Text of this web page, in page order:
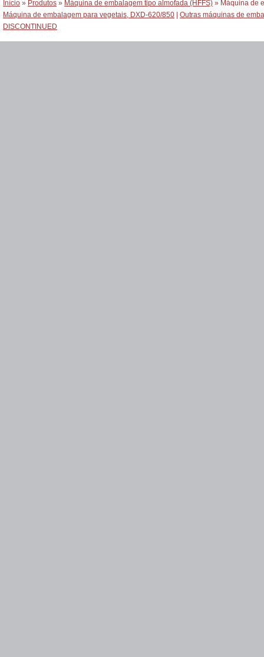
Início » Produtos » Máquina de embalagem tipo almofada (HFFS) » Máquina de
Máquina de embalagem para vegetais, DXD-620/850
Outras máquinas de
DISCONTINUED